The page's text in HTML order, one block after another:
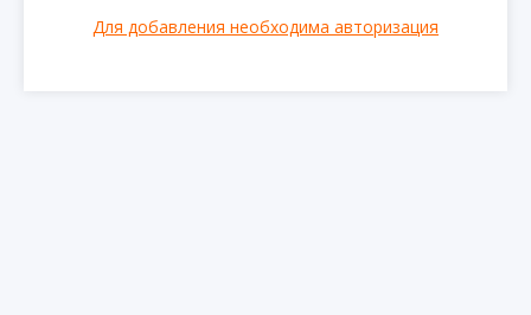
Для добавления необходима авторизация